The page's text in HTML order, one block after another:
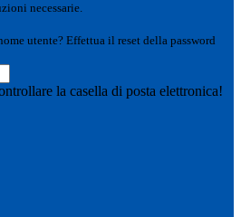
necessarie.
utente? Effettua il reset della password
la casella di posta elettronica!